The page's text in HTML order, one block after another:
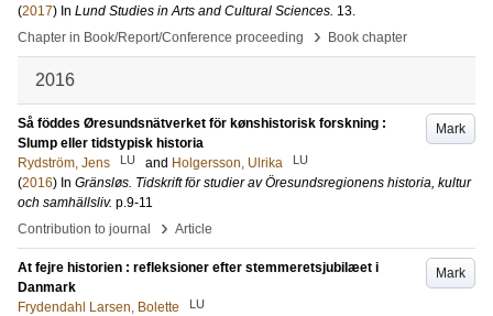
(2017) In Lund Studies in Arts and Cultural Sciences. 13.
Chapter in Book/Report/Conference proceeding
› Book chapter
2016
Mark
Så föddes Øresundsnätverket för kønshistorisk forskning :
Slump eller tidstypisk historia
Rydström, Jens
LU and Holgersson, Ulrika LU
(2016) In Gränsløs. Tidskrift för studier av Öresundsregionens historia, kultur
och samhällsliv. p.9-11
Contribution to journal
› Article
Mark
At fejre historien : refleksioner efter stemmeretsjubilæet i
Danmark
Frydendahl Larsen, Bolette
LU